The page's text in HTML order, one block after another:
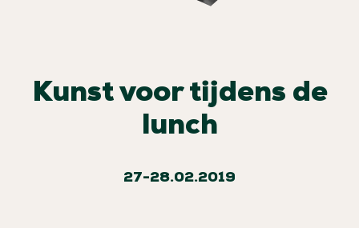
Kunst voor tijdens de
lunch
27-28.02.2019